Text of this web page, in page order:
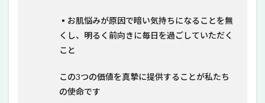
▪️お肌悩みが原因で暗い気持ちになることを無
くし、明るく前向きに毎日を過ごしていただく
こと
この3つの価値を真摯に提供することが私たち
の使命です